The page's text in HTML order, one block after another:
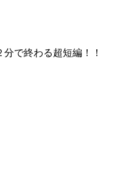
で終わる超短編！！